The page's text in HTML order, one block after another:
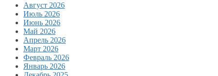
Август 2026
Июль 2026
Июнь 2026
Май 2026
Апрель 2026
Март 2026
Февраль 2026
Январь 2026